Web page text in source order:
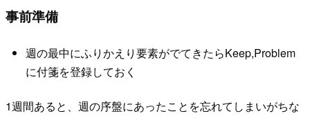
事前準備
週の最中にふりかえり要素がでてきたらKeep,Problem
に付箋を登録しておく
1週間あると、週の序盤にあったことを忘れてしまいがちな